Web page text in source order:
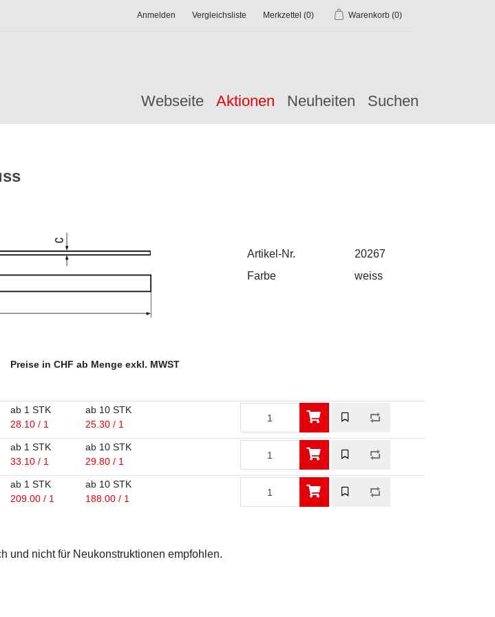
Anmelden Vergleichsliste Merkzettel (0) Warenkorb (0)
Webseite Aktionen Neuheiten Suchen
Artikel-Nr.
20267
Farbe
weiss
Preise in CHF ab Menge exkl. MWST
ab 1 STK
28.10 / 1
ab 10 STK
25.30 / 1
ab 1 STK
33.10 / 1
ab 10 STK
29.80 / 1
ab 1 STK
209.00 / 1
ab 10 STK
188.00 / 1
und nicht für Neukonstruktionen empfohlen.